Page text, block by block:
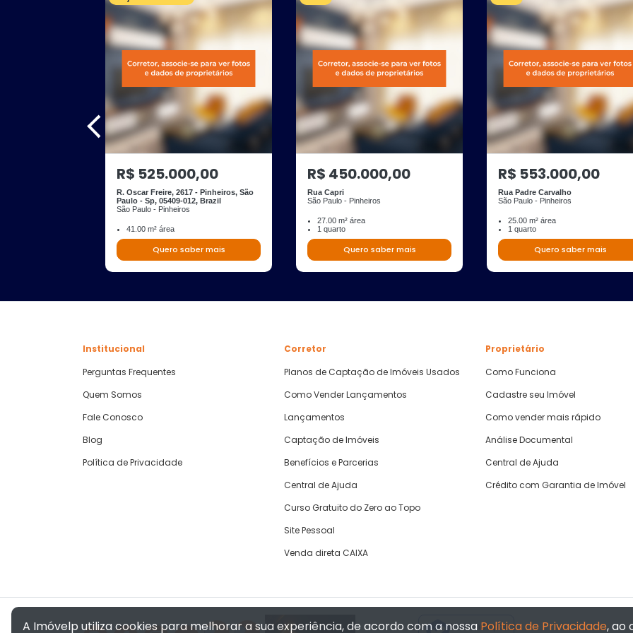
R$ 525.000,00
R. Oscar Freire, 2617 - Pinheiros, São
Paulo - Sp, 05409-012, Brazil
São Paulo - Pinheiros
41.00 m² área
Quero saber mais
R$ 450.000,00
Rua Capri
São Paulo - Pinheiros
27.00 m² área
1 quarto
Quero saber mais
R$ 553.000,00
Rua Padre Carvalho
São Paulo - Pinheiros
25.00 m² área
1 quarto
Quero saber mais
Institucional
Perguntas Frequentes
Quem Somos
Fale Conosco
Blog
Política de Privacidade
Corretor
Planos de Captação de Imóveis Usados
Como Vender Lançamentos
Lançamentos
Captação de Imóveis
Benefícios e Parcerias
Central de Ajuda
Curso Gratuito do Zero ao Topo
Site Pessoal
Venda direta CAIXA
Proprietário
Como Funciona
Cadastre seu Imóvel
Como vender mais rápido
Análise Documental
Central de Ajuda
Crédito com Garantia de Imóvel
Verificada por
A Imóvelp utiliza cookies para melhorar a sua experiência, de acordo com a nossa Política de Privacidade, ao